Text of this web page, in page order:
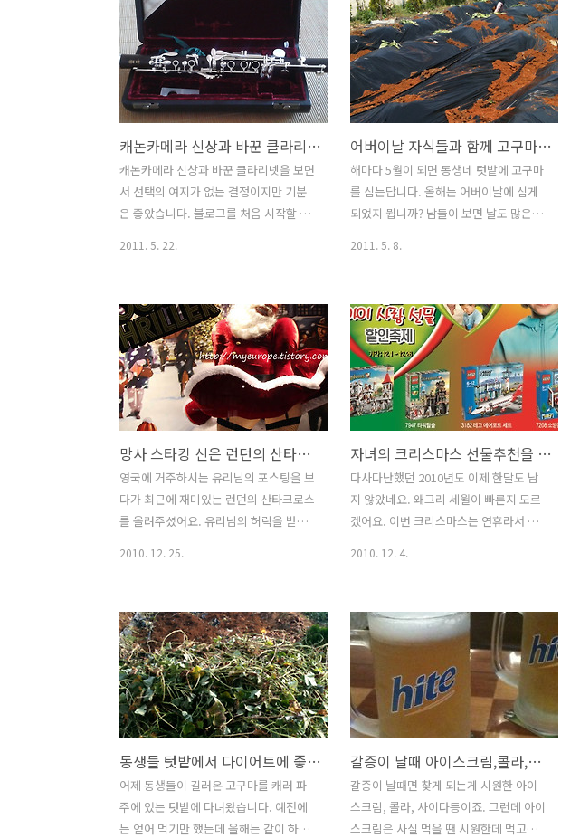
캐논카메라 신상과 바꾼 클라리넷 (안드로이드폰에서 블로그에 포스팅한 글입니다.)
캐논카메라 신상과 바꾼 클라리넷을 보면
서 선택의 여지가 없는 결정이지만 기분
은 줗았습니다. 블로그를 처음 시작할 땐
달되도록 하는데 신경을 쓰게 되더라구
요. 그러다보니 사진도 많이 찍게 되고 때
로는 동영상도 촬영하게 되었습니다. 똑
딲이로 접사도 찍으면서 또다른 재미를
붙이게 되었답니다. 그런데 블로그 짠밥
이 조금 되다보니 세미나에도 초청도 받
고 블로거들과 오프라인 모임도 갖게 되
었습니다. 기업에서 브랜드데이, 파워블
로거데이,정부의 각종행사등등에도 참여
하기도 했답니다. 그런데 늘 움츠러들게
하는게 있었답니다. 대포를 들고 다니는
구요? 긴 카메라 렌즈로 연신..
2011. 5. 22.
어버이날 자식들과 함께 고구마도 같이 심고 매실나무도 심으며 마냥 행복해 하신 어머니
해마다 5월이 되면 동생네 텃밭에 고구마
를 심는답니다. 올해는 어버이날에 심게
되었지 뭡니까? 남들이 보면 날도 많은데
지도 몰랐어요. 어머님 아파트에 다 와서
전화해보니 통화가 않되다라구요. 그래서
동생에게 전화 했더니 밭에 있으시다고
하는 거예요. 그래서 전화를 끊고 나중에
심던지 하지 오늘 같은날 고구마를 심느
냐며 아내에게 투털거렸어요. 그러나 막
상 밭에 도착을 하고 보니 생각이 바뀌게
되더라구요. 각자 직장생활 하느라 좀 처
럼 모이기 쉽지 않거든요. 형제내외가 모
두 모여 같이 텃밭에서 일을 하는 모습이
어머니에게는 무엇보다 행복한 일이 아니
미 반..
2011. 5. 8.
망사 스타킹 신은 런던의 산타크로스와 한국의 테디베어 그린산타로 즐거운 성탄
영국에 거주하시는 유리님의 포스팅을 보
다가 최근에 재미있는 런던의 산타크로스
를 올려주셨어요. 유리님의 허락을 받아
한 산타크로스의 익살스런 표정이 보는
사람을 유쾌하게 만드는 것 같아요. 선물
을 많이 나눠주셔서 하체튼튼하시네요.ㅋ
ㅋ 망사스타킹 신은 마릴린 먼로를 패러
디한 산타크로스의 표정을 자세히 보시면
더 즐겁답니다. 망사 스타킹 신은 런던의
산타크로스 다음의 포토,동영상 베스트에
올라가기고 해서 발빠르신분들은 보셨을
수도 있을 겁니다. 발갛게 상기된 표정이
익살스럽죠. 착한어린이에게 선물도 나눠
주시고 몸게그로 다시한번 대박 터트린
2010. 12. 25.
자녀의 크리스마스 선물추천을 한다면 고려해야 할 사항 3가지
다사다난했던 2010년도 이제 한달도 남
지 않았네요. 왜그리 세월이 빠른지 모르
겠어요. 이번 크리스마스는 연휴라서 벌
고 있어요. 방학이 되면 스키어들이 많아
리프트 타려면 많이 기다려야 하거든요.
슬로프가 얼마나 좋은지 걱정은 되지만
그래도 붐비는 것보다는 나을 것 같아요.
그리고 조금 더 여유가 되면 아내를 위해
스파를 갈까 생각중입니다.코피가 터지겠
지만 세상 뭐 있어요. 웅켜지고 살아야 피
곤만하고... 기회가 되는대로 즐겁게.. 크
리스마스 선물추천시 고려사항 - 한해만
사용하는 유행상품보다는 2~3년 이상을
사용할 수 있어야 합니다. 아이들과 장난
2010. 12. 4.
동생들 텃밭에서 다이어트에 좋고 아이들 간식으로 좋은 영양식품 고구마를 캐러 다녀왔어요.
어제 동생들이 길러온 고구마를 캐러 파
주에 있는 텃밭에 다녀왔습니다. 예전에
는 얻어 먹기만 했는데 올해는 같이 하려
갈증이 날때 아이스크림,콜라,사이다의 탄산음료보다 더 빠르게 해소되는 나만의 방법
갈증이 날때면 찾게 되는게 시원한 아이
스크림, 콜라, 사이다등이죠. 그런데 아이
스크림은 사실 먹을 땐 시원한데 먹고나